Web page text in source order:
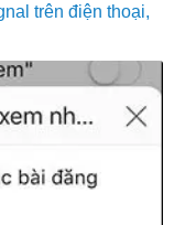
trên điện thoại,